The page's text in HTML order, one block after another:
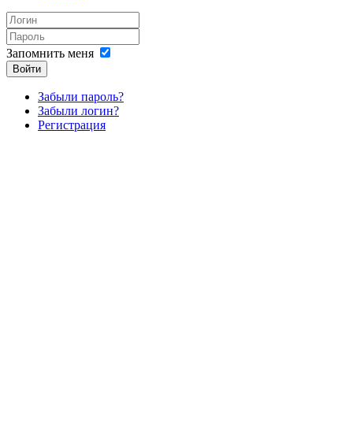
Запомнить меня
Войти
Забыли пароль?
Забыли логин?
Регистрация